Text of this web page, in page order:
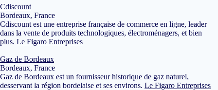
Cdiscount
Bordeaux, France
Cdiscount est une entreprise française de commerce en ligne, leader
dans la vente de produits technologiques, électroménagers, et bien
plus. Le Figaro Entreprises
Gaz de Bordeaux
Bordeaux, France
Gaz de Bordeaux est un fournisseur historique de gaz naturel,
desservant la région bordelaise et ses environs. Le Figaro Entreprises